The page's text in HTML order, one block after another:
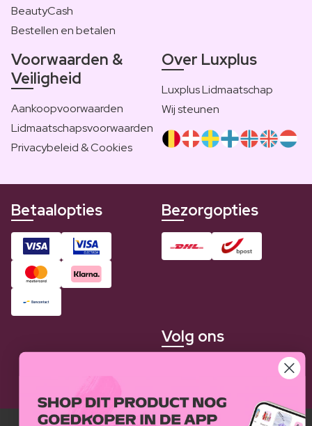
BeautyCash
Bestellen en betalen
Voorwaarden &
Veiligheid
Aankoopvoorwaarden
Lidmaatschapsvoorwaarden
Privacybeleid & Cookies
Over Luxplus
Luxplus Lidmaatschap
Wij steunen
Betaalopties Bezorgopties
Volg ons